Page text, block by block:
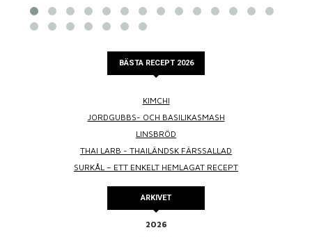
BÄSTA RECEPT 2026
KIMCHI
JORDGUBBS- OCH BASILIKASMASH
LINSBRÖD
THAI LARB - THAILÄNDSK FÄRSSALLAD
SURKÅL – ETT ENKELT HEMLAGAT RECEPT
ARKIVET
2026